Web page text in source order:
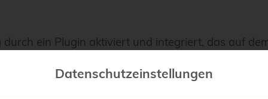
ein Plugin aktiviert und integriert, das auf
die den Einsatz von Worker-Nodes
von den Proxmox VE-Hosts zum
Backup Server-Konsole instanziiert. Ihre
Datenschutzeinstellungen